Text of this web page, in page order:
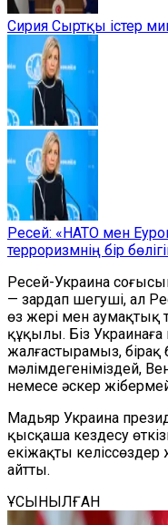
Сирия Сыртқы істер
Ресей: «НАТО мен
терроризмнің бір
Ресей-Украина
— зардап шегуші, ал
өз жері мен аумақтық
құқылы. Біз
жалғастырамыз, бірақ
мәлімдегеніміздей,
немесе әскер
Мадьяр Украина
қысқаша кездесу
екіжақты келіссөздер
айтты.
ҰСЫНЫЛҒАН